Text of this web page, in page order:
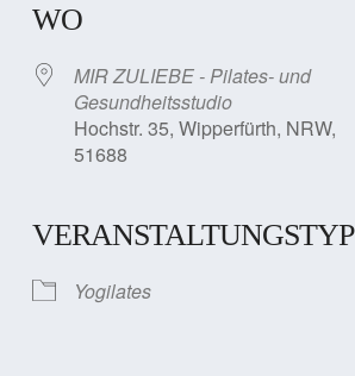
WO
MIR ZULIEBE - Pilates- und
Gesundheitsstudio
Hochstr. 35, Wipperfürth, NRW,
51688
VERANSTALTUNGSTYP
Yogilates